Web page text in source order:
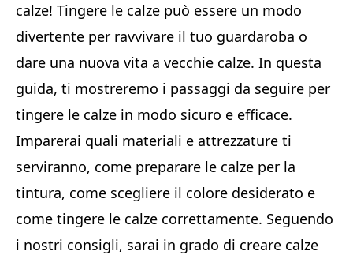
calze! Tingere le calze può essere un modo
divertente per ravvivare il tuo guardaroba o
dare una nuova vita a vecchie calze. In questa
guida, ti mostreremo i passaggi da seguire per
tingere le calze in modo sicuro e efficace.
Imparerai quali materiali e attrezzature ti
serviranno, come preparare le calze per la
tintura, come scegliere il colore desiderato e
come tingere le calze correttamente. Seguendo
i nostri consigli, sarai in grado di creare calze